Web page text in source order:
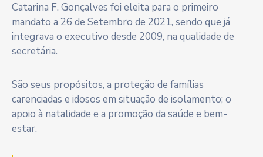
Catarina F. Gonçalves foi eleita para o primeiro
mandato a 26 de Setembro de 2021, sendo que já
integrava o executivo desde 2009, na qualidade de
secretária.
São seus propósitos, a proteção de famílias
carenciadas e idosos em situação de isolamento; o
apoio à natalidade e a promoção da saúde e bem-
estar.